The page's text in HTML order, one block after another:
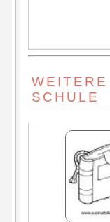
SCHULE